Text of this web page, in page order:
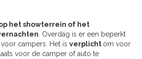
het showterrein of het
. Overdag is er een beperkt
campers. Het is verplicht om voor
voor de camper of auto te